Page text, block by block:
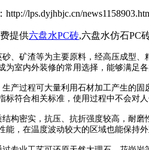
lps.dyjhbjc.cn/
提供六盘水PC砖,六盘水仿石PC
、矿渣等为主要原料，经高压成型
室内外装修的常用选择，能够满足
产过程可大量利用石材加工产生的
符合相关标准，使用过程中不会对
构密实，抗压、抗折强度较高，耐
，在温度波动较大的区域也能保持